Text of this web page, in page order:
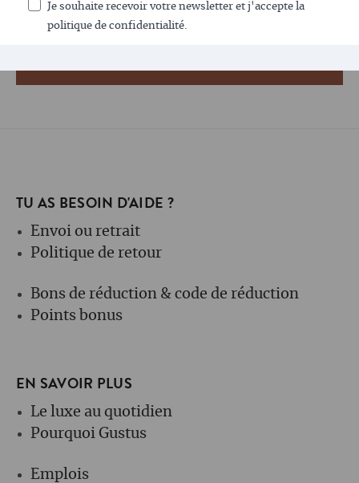
Je souhaite recevoir votre newsletter et j'accepte la
politique de confidentialité.
TU AS BESOIN D'AIDE ?
Envoi ou retrait
Politique de retour
Bons de réduction & code de réduction
Points bonus
EN SAVOIR PLUS
Le luxe au quotidien
Pourquoi Gustus
Emplois